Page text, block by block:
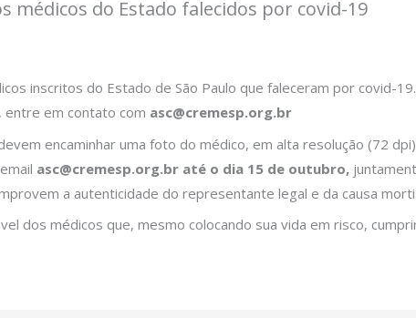
médicos do Estado falecidos por covid-19
inscritos do Estado de São Paulo que faleceram por covid-
entre em contato com asc@cremesp.org.br
encaminhar uma foto do médico, em alta resolução (72
asc@cremesp.org.br até o dia 15 de outubro,
a autenticidade do representante legal e da causa
dos médicos que, mesmo colocando sua vida em risco,